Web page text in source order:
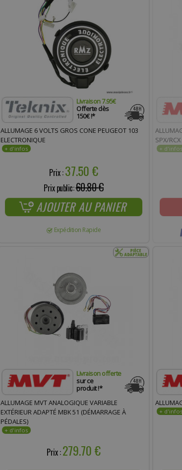
Livraison 7.95€
Offerte dès
150€ !*
ALLUMAGE 6 VOLTS GROS CONE PEUGEOT 103
ELECTRONIQUE
Prix :37.50 €
Prix public:60.80 €
AJOUTER AU PANIER
Expédition Rapide
SPX/
Livraison offerte
sur ce
produit !*
ALLUMAGE MVT ANALOGIQUE VARIABLE
EXTÉRIEUR ADAPTÉ MBK 51 (DÉMARRAGE À
PÉDALES)
Prix :279.70 €